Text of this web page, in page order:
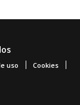
uso Cookies